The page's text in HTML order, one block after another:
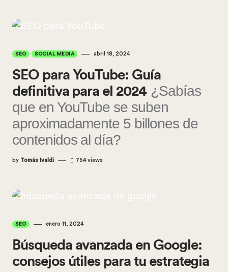
SEO SOCIAL MEDIA abril 18, 2024
SEO para YouTube: Guía
definitiva para el 2024 ¿Sabías
que en YouTube se suben
aproximadamente 5 billones de
contenidos al día?
by Tomás Ivaldi 754views
SEO enero 11, 2024
Búsqueda avanzada en Google:
consejos útiles para tu estrategia